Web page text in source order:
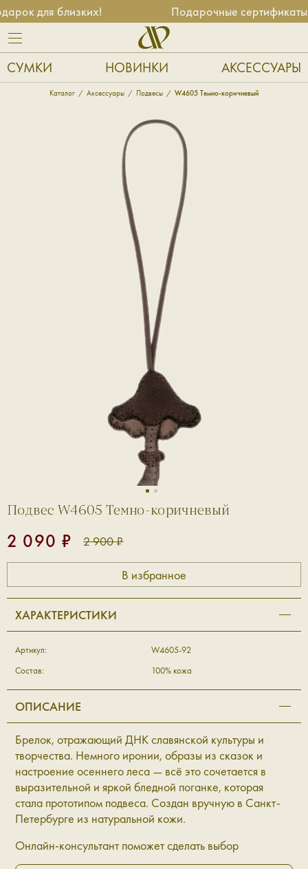
для близких! Подарочные сертификаты
СУМКИ НОВИНКИ АКСЕССУАРЫ
Каталог Аксессуары Подвесы W4605 Темно-коричневый
12
Подвес W4605 Темно-коричневый
2 090 ₽ 2 900 ₽
ХАРАКТЕРИСТИКИ
Артикул:
W4605-92
Состав:
100% кожа
ОПИСАНИЕ
Брелок, отражающий ДНК славянской культуры и
творчества. Немного иронии, образы из сказок и
настроение осеннего леса — всё это сочетается в
выразительной и яркой бледной поганке, которая
стала прототипом подвеса. Создан вручную в Санкт-
Петербурге из натуральной кожи.
Онлайн-консультант поможет сделать выбор